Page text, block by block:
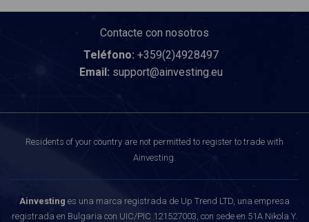
Contacte con nosotros
Teléfono: +359(2)4928497
Email: support@ainvesting.eu
Residents of your country are not permitted to register to trade with
Ainvesting.
Ainvesting es una marca registrada de Up Trend LTD, una empresa
registrada en Bulgaria con UIC/PIC 121527003, con sede en 51A Nikola Y.